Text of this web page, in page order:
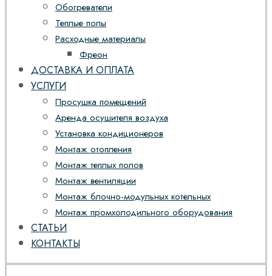
Обогреватели
Теплые полы
Расходные материалы
Фреон
ДОСТАВКА И ОПЛАТА
УСЛУГИ
Просушка помещений
Аренда осушителя воздуха
Установка кондиционеров
Монтаж отопления
Монтаж теплых полов
Монтаж вентиляции
Монтаж блочно-модульных котельных
Монтаж промхолодильного оборудования
СТАТЬИ
КОНТАКТЫ